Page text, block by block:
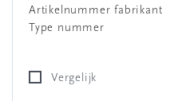
Artikelnummer fabrikant
Type nummer
Vergelijk